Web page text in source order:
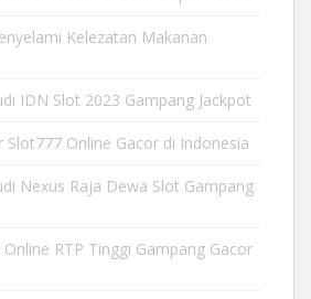
Kelezatan Makanan
IDN Slot 2023 Gampang Jackpot
Slot777 Online Gacor di Indonesia
Nexus Raja Dewa Slot Gampang
RTP Tinggi Gampang Gacor